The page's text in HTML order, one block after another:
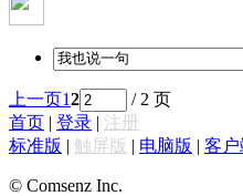
上一页12
/ 2 页
首页 | 登录 | 注册
标准版 | 触屏版 | 电脑版 | 客户
© Comsenz Inc.